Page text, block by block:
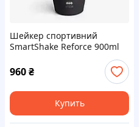
Шейкер спортивний
SmartShake Reforce 900ml
DC Harley Quinn, Оригінал!
960₴
Купить